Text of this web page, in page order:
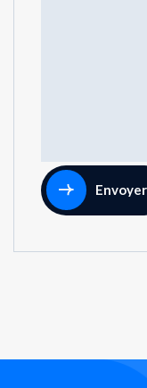
Envoyer